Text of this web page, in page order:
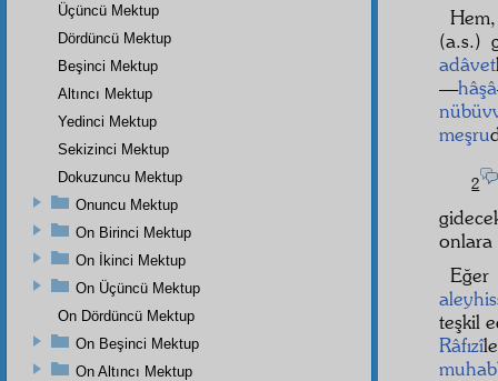
(a.s.)
adâvet
—hâşâ
meşru
2
onlara
Eğer
teşkil
Râfızî
Üçüncü Mektup
Dördüncü Mektup
Beşinci Mektup
Altıncı Mektup
Yedinci Mektup
Sekizinci Mektup
Dokuzuncu Mektup
Onuncu Mektup
On Birinci Mektup
On İkinci Mektup
On Üçüncü Mektup
On Dördüncü Mektup
On Beşinci Mektup
On Altıncı Mektup